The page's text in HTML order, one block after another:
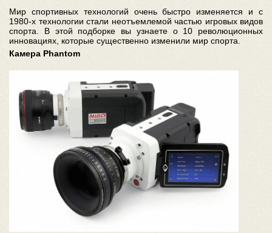
Мир спортивных технологий очень быстро изменяется и с
1980-х технологии стали неотъемлемой частью игровых видов
спорта. В этой подборке вы узнаете о 10 революционных
инновациях, которые существенно изменили мир спорта.
Камера Phantom